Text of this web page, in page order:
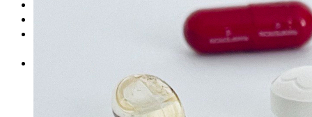
О редакции
Подписка